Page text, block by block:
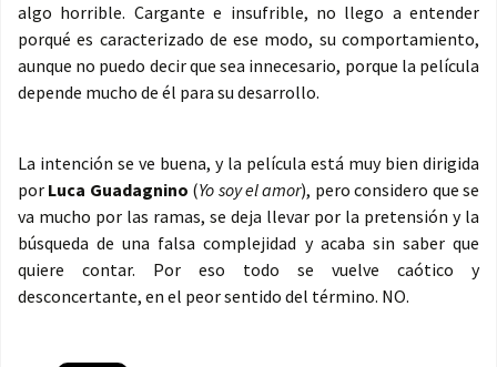
algo horrible. Cargante e insufrible, no llego a entender
porqué es caracterizado de ese modo, su comportamiento,
aunque no puedo decir que sea innecesario, porque la película
depende mucho de él para su desarrollo.
La intención se ve buena, y la película está muy bien dirigida
por Luca Guadagnino (Yo soy el amor), pero considero que se
va mucho por las ramas, se deja llevar por la pretensión y la
búsqueda de una falsa complejidad y acaba sin saber que
quiere contar. Por eso todo se vuelve caótico y
desconcertante, en el peor sentido del término. NO.